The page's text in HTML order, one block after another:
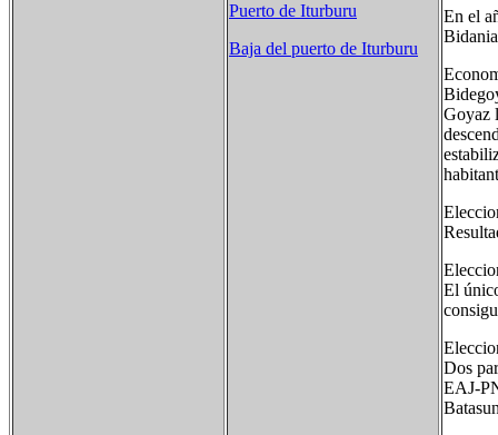
Puerto de Iturburu
Baja del puerto de Iturburu
En el
Goyaz
El
Dos
EAJ-